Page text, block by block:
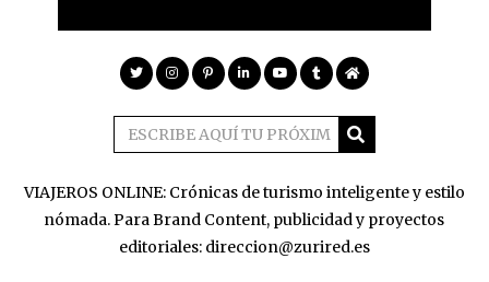
VIAJEROS ONLINE: Crónicas de turismo inteligente y estilo
nómada. Para Brand Content, publicidad y proyectos
editoriales: direccion@zurired.es